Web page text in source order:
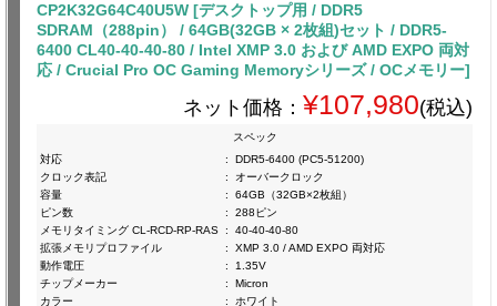
CP2K32G64C40U5W [デスクトップ用 / DDR5
SDRAM（288pin） / 64GB(32GB × 2枚組)セット / DDR5-
6400 CL40-40-40-80 / Intel XMP 3.0 および AMD EXPO 両対
応 / Crucial Pro OC Gaming Memoryシリーズ / OCメモリー]
ネット価格： ¥107,980(税込)
スペック
対応
:
DDR5-6400 (PC5-51200)
クロック表記
:
オーバークロック
容量
:
64GB（32GB×2枚組）
ピン数
:
288ピン
メモリタイミング CL-RCD-RP-RAS :
40-40-40-80
拡張メモリプロファイル
:
XMP 3.0 / AMD EXPO 両対応
動作電圧
:
1.35V
チップメーカー
:
Micron
カラー
: ホワイト